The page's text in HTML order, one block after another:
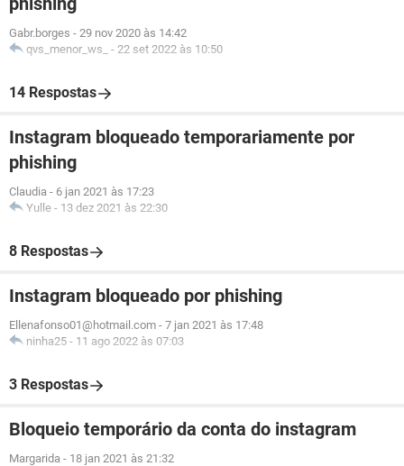
Gabr.borges - 29 nov 2020 às 14:42
qvs_menor_ws_
- 22 set 2022 às 10:50
14 Respostas
Instagram bloqueado temporariamente por
phishing
Claudia - 6 jan 2021 às 17:23
Yulle - 13 dez 2021 às 22:30
8 Respostas
Instagram bloqueado por phishing
Ellenafonso01@hotmail.com - 7 jan 2021 às 17:48
ninha25 - 11 ago 2022 às 07:03
3 Respostas
Bloqueio temporário da conta do instagram
Margarida - 18 jan 2021 às 21:32